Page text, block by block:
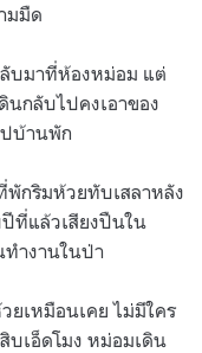
มมืด
บมาที่ห้องหม่อม แต่
นกลับไปคงเอาของ
ปบ้านพัก
พักริมห้วยทับเสลาหลัง
ที่แล้วเสียงปืนใน
ำงานในป่า
เหมือนเคย ไม่มีใคร
บเอ็ดโมง หม่อมเดิน